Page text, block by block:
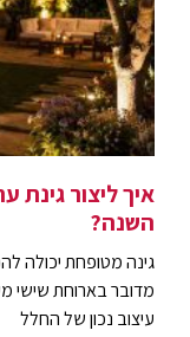
איך ליצור גינת
השנה?
גינה מטופחת יכולה
מדובר בארוחת שישי
עיצוב נכון של החלל